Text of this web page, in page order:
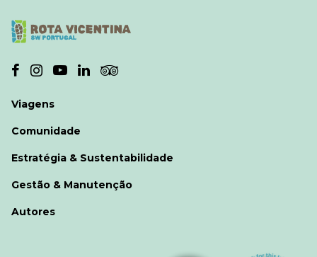
Viagens
Comunidade
Estratégia & Sustentabilidade
Gestão & Manutenção
Autores